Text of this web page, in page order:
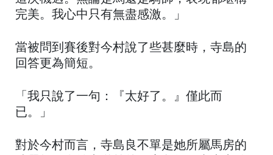
完美。我心中只有無盡感激。」
當被問到賽後對今村說了些甚麼時，寺島的
回答更為簡短。
「我只說了一句：『太好了。』僅此而
已。」
對於今村而言，寺島良不單是她所屬馬房的